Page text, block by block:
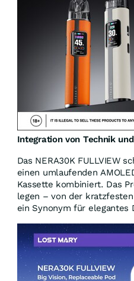
Integration von Technik
Das NERA30K FULLVIEW
einen umlaufenden
Kassette kombiniert. Das
legen – von der
ein Synonym für